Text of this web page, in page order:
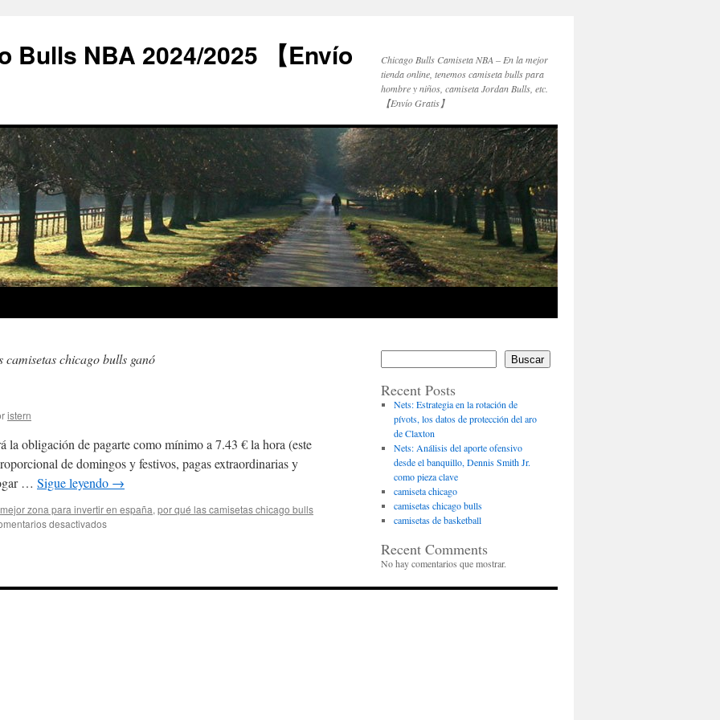
Bulls NBA 2024/2025 【Envío
Chicago Bulls Camiseta NBA – En la mejor
tienda online, tenemos camiseta bulls para
hombre y niños, camiseta Jordan Bulls, etc.
【Envío Gratis】
camisetas chicago bulls ganó
istern
la obligación de pagarte como mínimo a 7.43 € la hora (este
de domingos y festivos, pagas extraordinarias y
… Sigue leyendo →
mejor zona para invertir en españa, por qué las camisetas chicago bulls
desactivadosen
Buscar
Recent Posts
Nets: Estrategia en la rotación de
pívots, los datos de protección del aro
de Claxton
Nets: Análisis del aporte ofensivo
desde el banquillo, Dennis Smith Jr.
como pieza clave
camiseta chicago
camisetas chicago bulls
camisetas de basketball
Recent Comments
No hay comentarios que mostrar.